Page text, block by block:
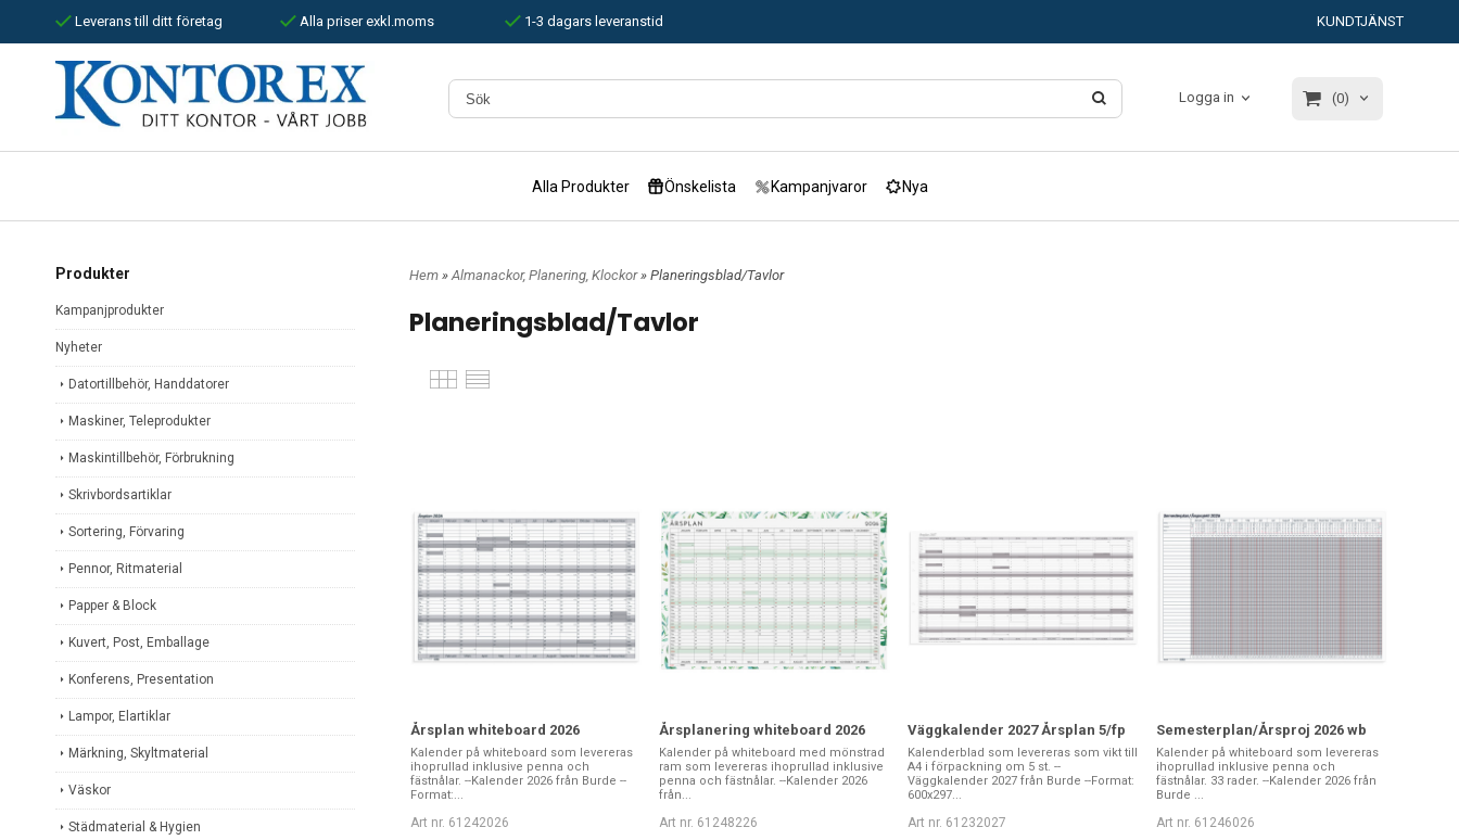
Leverans till ditt företag Alla priser exkl.moms 1-3 dagars leveranstid KUNDTJÄNST
Logga in (0)
Alla Produkter Önskelista Kampanjvaror Nya
Produkter
Kampanjprodukter
Nyheter
Datortillbehör, Handdatorer
Maskiner, Teleprodukter
Maskintillbehör, Förbrukning
Skrivbordsartiklar
Sortering, Förvaring
Pennor, Ritmaterial
Papper & Block
Kuvert, Post, Emballage
Konferens, Presentation
Lampor, Elartiklar
Märkning, Skyltmaterial
Väskor
Städmaterial & Hygien
Hem» Almanackor, Planering, Klockor» Planeringsblad/Tavlor
Planeringsblad/Tavlor
Årsplan whiteboard 2026
Kalender på whiteboard som levereras
ihoprullad inklusive penna och
fästnålar. --Kalender 2026 från Burde --
Format:...
Art nr. 61242026
Årsplanering whiteboard 2026
Kalender på whiteboard med mönstrad
ram som levereras ihoprullad inklusive
penna och fästnålar. --Kalender 2026
från...
Art nr. 61248226
Väggkalender 2027 Årsplan 5/fp
Kalenderblad som levereras som vikt till
A4 i förpackning om 5 st. --
Väggkalender 2027 från Burde --Format:
600x297...
Art nr. 61232027
Semesterplan/Årsproj 2026 wb
Kalender på whiteboard som levereras
ihoprullad inklusive penna och
fästnålar. 33 rader. --Kalender 2026 från
Burde ...
Art nr. 61246026